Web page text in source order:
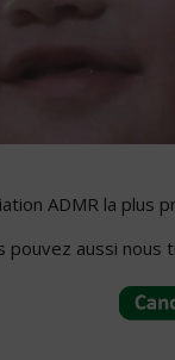
ADMR la plus
pouvez aussi